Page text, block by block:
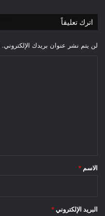
اترك تعليقاً
لن يتم نشر عنوان بريدك الإلكتروني.
*
الاسم *
البريد الإلكتروني *